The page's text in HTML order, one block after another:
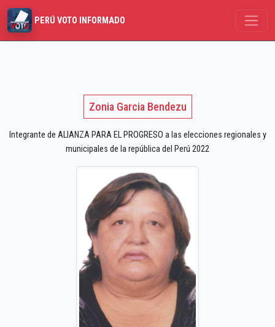
PERÚ VOTO INFORMADO
Zonia Garcia Bendezu
Integrante de ALIANZA PARA EL PROGRESO a las elecciones regionales y
municipales de la república del Perú 2022